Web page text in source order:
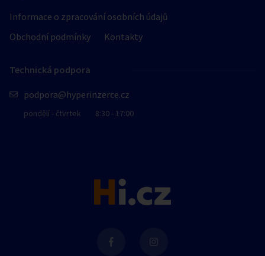
Informace o zpracování osobních údajů
Obchodní podmínky
Kontakty
Technická podpora
podpora@hyperinzerce.cz
pondělí - čtvrtek 8:30 - 17:00